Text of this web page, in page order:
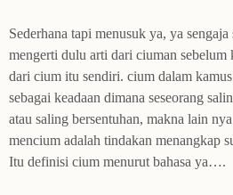
Sederhana tapi menusuk ya, ya
mengerti dulu arti dari ciuman
dari cium itu sendiri. cium dalam
sebagai keadaan dimana seseorang
atau saling bersentuhan, makna lain
mencium adalah tindakan menangkap
Itu definisi cium menurut bahasa ya….